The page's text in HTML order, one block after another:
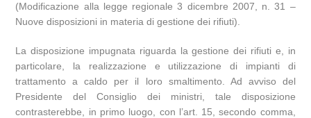
(Modificazione alla legge regionale 3 dicembre 2007, n. 31 –
Nuove disposizioni in materia di gestione dei rifiuti).
La disposizione impugnata riguarda la gestione dei rifiuti e, in
particolare, la realizzazione e utilizzazione di impianti di
trattamento a caldo per il loro smaltimento. Ad avviso del
Presidente del Consiglio dei ministri, tale disposizione
contrasterebbe, in primo luogo, con l’art. 15, secondo comma,